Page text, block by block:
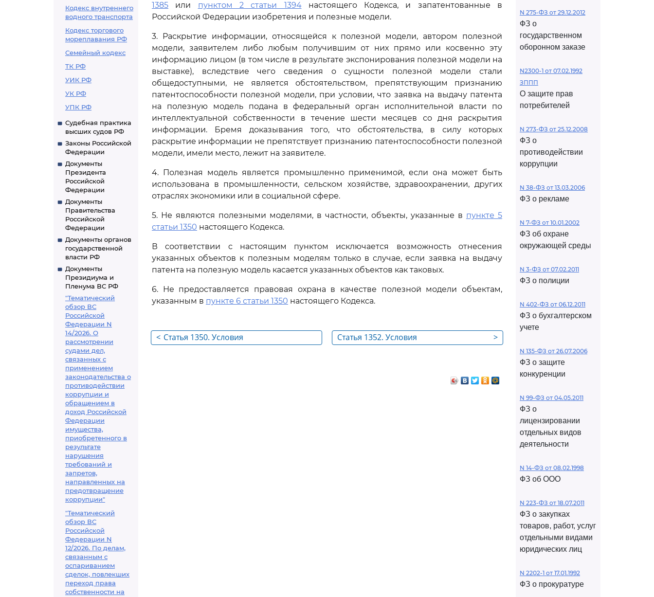
Кодекс внутреннего
водного транспорта
Кодекс торгового
мореплавания РФ
Семейный кодекс
ТК РФ
УИК РФ
УК РФ
УПК РФ
Судебная практика
высших судов РФ
Законы Российской
Федерации
Документы
Президента
Российской
Федерации
Документы
Правительства
Российской
Федерации
Документы органов
государственной
власти РФ
Документы
Президиума и
Пленума ВС РФ
"Тематический
обзор ВС
Российской
Федерации N
14/2026. О
рассмотрении
судами дел,
связанных с
применением
законодательства о
противодействии
коррупции и
обращением в
доход Российской
Федерации
имущества,
приобретенного в
результате
нарушения
требований и
запретов,
направленных на
предотвращение
коррупции"
"Тематический
обзор ВС
Российской
Федерации N
12/2026. По делам,
связанным с
оспариванием
сделок, повлекших
переход права
собственности на
1385 или пунктом 2 статьи 1394настоящего Кодекса, и запатентованные в
Российской Федерации изобретения и полезные модели.
3. Раскрытие информации, относящейся к полезной модели, автором полезной
модели, заявителем либо любым получившим от них прямо или косвенно эту
информацию лицом (в том числе в результате экспонирования полезной модели на
выставке), вследствие чего сведения о сущности полезной модели стали
общедоступными, не является обстоятельством, препятствующим признанию
патентоспособности полезной модели, при условии, что заявка на выдачу патента
на полезную модель подана в федеральный орган исполнительной власти по
интеллектуальной собственности в течение шести месяцев со дня раскрытия
информации. Бремя доказывания того, что обстоятельства, в силу которых
раскрытие информации не препятствует признанию патентоспособности полезной
модели, имели место, лежит на заявителе.
4. Полезная модель является промышленно применимой, если она может быть
использована в промышленности, сельском хозяйстве, здравоохранении, других
отраслях экономики или в социальной сфере.
5. Не являются полезными моделями, в частности, объекты, указанные в пункте 5
статьи 1350 настоящего Кодекса.
В соответствии с настоящим пунктом исключается возможность отнесения
указанных объектов к полезным моделям только в случае, если заявка на выдачу
патента на полезную модель касается указанных объектов как таковых.
6. Не предоставляется правовая охрана в качестве полезной модели объектам,
указанным в пункте 6 статьи 1350 настоящего Кодекса.
< Статья 1350. Условия
>
Статья 1352. Условия
N 275-ФЗ от 29.12.2012
ФЗ о
государственном
оборонном заказе
N2300-1 от 07.02.1992
ЗППП
О защите прав
потребителей
N 273-ФЗ от 25.12.2008
ФЗ о
противодействии
коррупции
N 38-ФЗ от 13.03.2006
ФЗ о рекламе
N 7-ФЗ от 10.01.2002
ФЗ об охране
окружающей среды
N 3-ФЗ от 07.02.2011
ФЗ о полиции
N 402-ФЗ от 06.12.2011
ФЗ о бухгалтерском
учете
N 135-ФЗ от 26.07.2006
ФЗ о защите
конкуренции
N 99-ФЗ от 04.05.2011
ФЗ о
лицензировании
отдельных видов
деятельности
N 14-ФЗ от 08.02.1998
ФЗ об ООО
N 223-ФЗ от 18.07.2011
ФЗ о закупках
товаров, работ, услуг
отдельными видами
юридических лиц
N 2202-1 от 17.01.1992
ФЗ о прокуратуре